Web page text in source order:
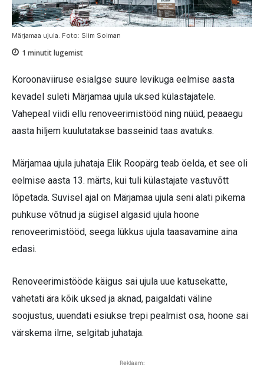
Märjamaa ujula. Foto: Siim Solman
1 minutit lugemist
Koroonaviiruse esialgse suure levikuga eelmise aasta
kevadel suleti Märjamaa ujula uksed külastajatele.
Vahepeal viidi ellu renoveerimistööd ning nüüd, peaaegu
aasta hiljem kuulutatakse basseinid taas avatuks.
Märjamaa ujula juhataja Elik Roopärg teab öelda, et see oli
eelmise aasta 13. märts, kui tuli külastajate vastuvõtt
lõpetada. Suvisel ajal on Märjamaa ujula seni alati pikema
puhkuse võtnud ja sügisel algasid ujula hoone
renoveerimistööd, seega lükkus ujula taasavamine aina
edasi.
Renoveerimistööde käigus sai ujula uue katusekatte,
vahetati ära kõik uksed ja aknad, paigaldati väline
soojustus, uuendati esiukse trepi pealmist osa, hoone sai
värskema ilme, selgitab juhataja.
Reklaam: